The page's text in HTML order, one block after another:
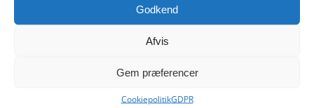
Godkend
Afvis
Gem præferencer
CookiepolitikGDPR